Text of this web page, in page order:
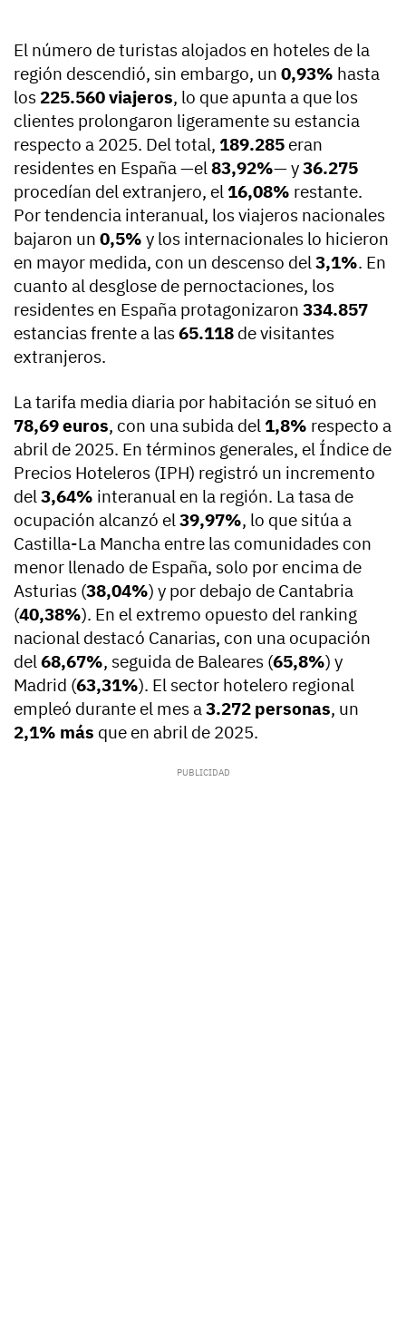
El número de turistas alojados en hoteles de la
región descendió, sin embargo, un 0,93% hasta
los 225.560 viajeros, lo que apunta a que los
clientes prolongaron ligeramente su estancia
respecto a 2025. Del total, 189.285 eran
residentes en España —el83,92%— y36.275
procedían del extranjero, el 16,08% restante.
Por tendencia interanual, los viajeros nacionales
bajaron un 0,5% y los internacionales lo hicieron
en mayor medida, con un descenso del3,1%. En
cuanto al desglose de pernoctaciones, los
residentes en España protagonizaron 334.857
estancias frente a las65.118 de visitantes
extranjeros.
La tarifa media diaria por habitación se situó en
78,69 euros, con una subida del 1,8% respecto a
abril de 2025. En términos generales, el Índice de
Precios Hoteleros (IPH) registró un incremento
del3,64% interanual en la región. La tasa de
ocupación alcanzó el39,97%, lo que sitúa a
Castilla-La Mancha entre las comunidades con
menor llenado de España, solo por encima de
Asturias (38,04%) y por debajo de Cantabria
(40,38%). En el extremo opuesto del ranking
nacional destacó Canarias, con una ocupación
del68,67%, seguida de Baleares (65,8%) y
Madrid (63,31%). El sector hotelero regional
empleó durante el mes a3.272 personas, un
2,1% más que en abril de 2025.